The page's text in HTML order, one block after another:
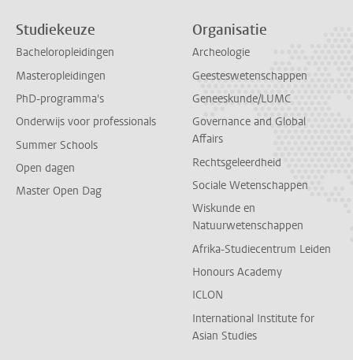
Studiekeuze
Bacheloropleidingen
Masteropleidingen
PhD-programma's
Onderwijs voor professionals
Summer Schools
Open dagen
Master Open Dag
Organisatie
Archeologie
Geesteswetenschappen
Geneeskunde/LUMC
Governance and Global
Affairs
Rechtsgeleerdheid
Sociale Wetenschappen
Wiskunde en
Natuurwetenschappen
Afrika-Studiecentrum Leiden
Honours Academy
ICLON
International Institute for
Asian Studies